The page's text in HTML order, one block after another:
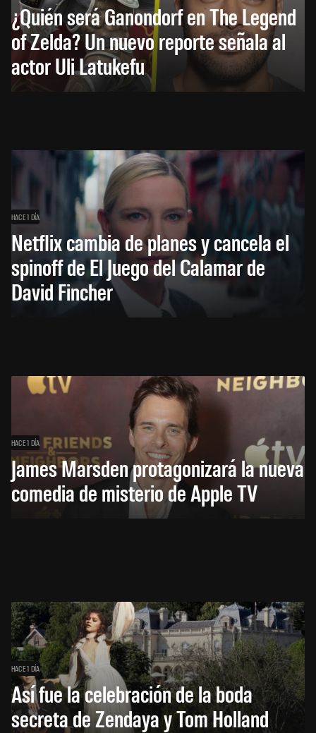
¿Quién será Ganondorf en The Legend
of Zelda? Un nuevo reporte señala al
actor Uli Latukefu
HACE 1 DÍA
Netflix cambia de planes y cancela el
spinoff de El Juego del Calamar de
David Fincher
HACE 1 DÍA
James Marsden protagonizará la nueva
comedia de misterio de Apple TV
HACE 1 DÍA
Así fue la celebración de la boda
secreta de Zendaya y Tom Holland